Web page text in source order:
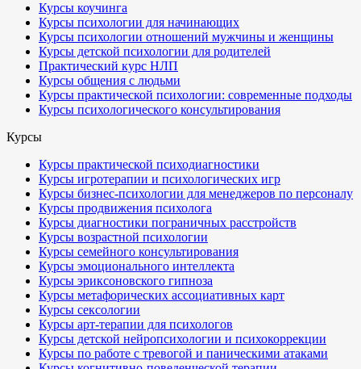
Курсы коучинга
Курсы психологии для начинающих
Курсы психологии отношений мужчины и женщины
Курсы детской психологии для родителей
Практический курс НЛП
Курсы общения с людьми
Курсы практической психологии: современные подходы
Курсы психологического консультирования
Курсы
Курсы практической психодиагностики
Курсы игротерапии и психологических игр
Курсы бизнес-психологии для менеджеров по персоналу
Курсы продвижения психолога
Курсы диагностики пограничных расстройств
Курсы возрастной психологии
Курсы семейного консультирования
Курсы эмоционального интеллекта
Курсы эриксоновского гипноза
Курсы метафорических ассоциативных карт
Курсы сексологии
Курсы арт-терапии для психологов
Курсы детской нейропсихологии и психокоррекции
Курсы по работе с тревогой и паническими атаками